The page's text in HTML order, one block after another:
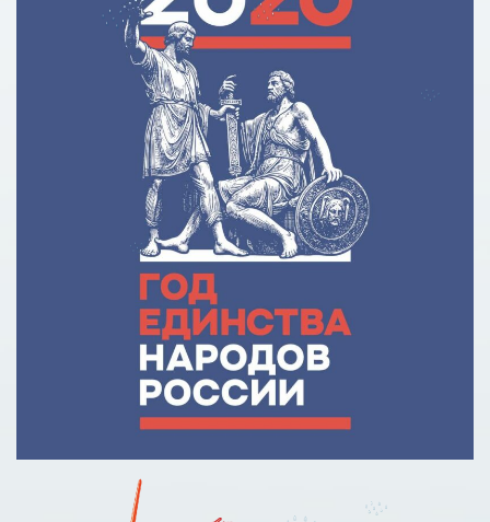
Кредит на образование с господдержкой
Причины для изменения условий по образовательному
кредиту